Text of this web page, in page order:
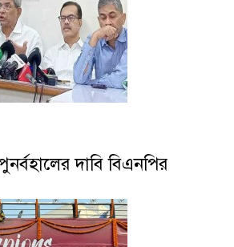
দাবি বিএনপির